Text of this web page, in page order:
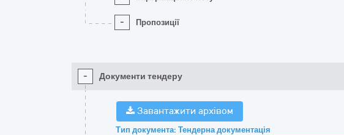
- Пропозиції
- Документи тендеру
Завантажити архівом
Тип документа: Тендерна документація